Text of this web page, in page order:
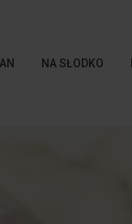
NA SŁODKO